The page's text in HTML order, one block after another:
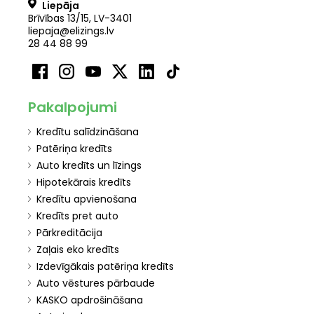
Liepāja
Brīvības 13/15, LV-3401
liepaja@elizings.lv
28 44 88 99
Pakalpojumi
Kredītu salīdzināšana
Patēriņa kredīts
Auto kredīts un līzings
Hipotekārais kredīts
Kredītu apvienošana
Kredīts pret auto
Pārkreditācija
Zaļais eko kredīts
Izdevīgākais patēriņa kredīts
Auto vēstures pārbaude
KASKO apdrošināšana